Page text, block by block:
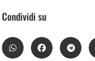
Condividi su